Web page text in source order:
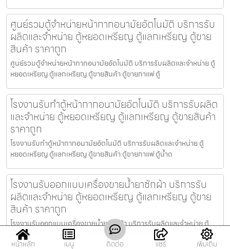
ศูนย์รวมตู้จำหน่ายหน้ากากอนามัย​อัตโนมัติ บริการรับ
ผลิตและจำหน่าย ตู้หยอดเหรียญ ตู้แลกเหรียญ ตู้ขาย
สินค้า ราคาถูก
ศูนย์รวมตู้จำหน่ายหน้ากากอนามัย​อัตโนมัติ บริการรับผลิตและจำหน่าย ตู้
หยอดเหรียญ ตู้แลกเหรียญ ตู้ขายสินค้า ตู้ขายกาแฟ ตู้
โรงงานรับทำตู้หน้ากากอนามัย​อัตโนมัติ บริการรับผลิต
และจำหน่าย ตู้หยอดเหรียญ ตู้แลกเหรียญ ตู้ขายสินค้า
ราคาถูก
โรงงานรับทำตู้หน้ากากอนามัย​อัตโนมัติ บริการรับผลิตและจำหน่าย ตู้
หยอดเหรียญ ตู้แลกเหรียญ ตู้ขายสินค้า ตู้ขายกาแฟ ตู้น้ำด
โรงงานรับออกแบบเครื่องขายน้ำยาซักผ้า บริการรับ
ผลิตและจำหน่าย ตู้หยอดเหรียญ ตู้แลกเหรียญ ตู้ขาย
สินค้า ราคาถูก
โรงงานรับออกแบบเครื่องขายน้ำยาซักผ้า บริการรับผลิตและจำหน่าย ตู้
หยอดเหรียญ ตู้แลกเหรียญ ตู้ขายสินค้า ตู้ขายกาแฟ ตู้น้ำดื
หน้าหลัก
เมนู ติดต่อ แชร์ เพิ่มเติม